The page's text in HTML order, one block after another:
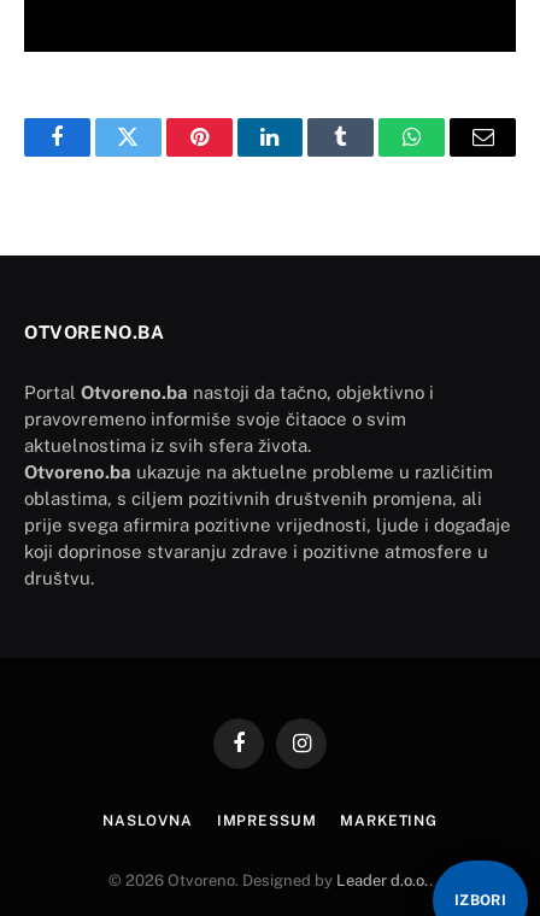
FacebookTwitter PinterestLinkedInTumblr WhatsAppEmail
OTVORENO.BA
Portal Otvoreno.ba nastoji da tačno, objektivno i
pravovremeno informiše svoje čitaoce o svim
aktuelnostima iz svih sfera života.
Otvoreno.ba ukazuje na aktuelne probleme u različitim
oblastima, s ciljem pozitivnih društvenih promjena, ali
prije svega afirmira pozitivne vrijednosti, ljude i događaje
koji doprinose stvaranju zdrave i pozitivne atmosfere u
društvu.
FacebookInstagram
NASLOVNA IMPRESSUM MARKETING
© 2026 Otvoreno. Designed by Leader d.o.o. .
IZBORI